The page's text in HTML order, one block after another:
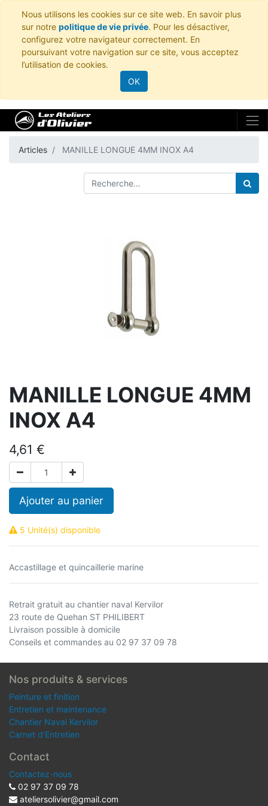
Nous utilisons les cookies sur ce site web. En savoir plus
sur notre politique de vie privée. Pour les désactiver,
configurez votre navigateur correctement. En
poursuivant votre navigation sur ce site, vous acceptez
l’utilisation de cookies.
OK
Articles MANILLE LONGUE 4MM INOX A4
MANILLE LONGUE 4MM
INOX A4
4,61 €
Ajouter au panier
5 Unité(s) disponible
Accastillage et quincaillerie marine
Retrait gratuit au chantier naval Kervilor
23 route de Quehan ST PHILIBERT
Livraison possible à domicile
Conseils et commandes au 02 97 37 09 78
Nos produits & services
Peinture et finition
Entretien et maintenance
Chantier Naval Kervilor
Carnet d'Entretien
Contact
Contactez-nous
02 97 37 09 78
ateliersolivier@gmail.com